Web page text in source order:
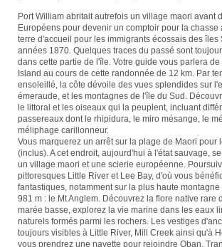
Port William abritait autrefois un village maori avant
Européens pour devenir un comptoir pour la chasse
terre d'accueil pour les immigrants écossais des îles
années 1870. Quelques traces du passé sont
dans cette partie de l'île. Votre guide vous parlera
Island au cours de cette randonnée de 12 km. Par
ensoleillé, la côte dévoile des vues splendides sur
émeraude, et les montagnes de l'île du Sud.
le littoral et les oiseaux qui la peuplent, incluant
passereaux dont le rhipidura, le miro mésange, le
méliphage carillonneur.
Vous marquerez un arrêt sur la plage de Maori pour
(inclus). A cet endroit, aujourd'hui à l'état sauvage,
un village maori et une scierie européenne.
pittoresques Little River et Lee Bay, d'où vous
fantastiques, notamment sur la plus haute
981 m : le Mt Anglem. Découvrez la flore native rare
marée basse, explorez la vie marine dans les eaux
naturels formés parmi les rochers. Les vestiges
toujours visibles à Little River, Mill Creek ainsi qu'à
vous prendrez une navette pour rejoindre Oban.